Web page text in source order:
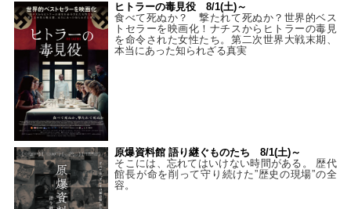
ヒトラーの毒見役 8/1(土)～
食べて死ぬか？ 撃たれて死ぬか？世界的ベス
トセラーを映画化！ナチスからヒトラーの毒見
を命令された女性たち。第二次世界大戦末期、
本当にあった知られざる真実
原爆資料館 語り継ぐものたち 8/1(土)～
そこには、忘れてはいけない時間がある。 歴代
館長が命を削って守り続けた”歴史の現場”の全
容。